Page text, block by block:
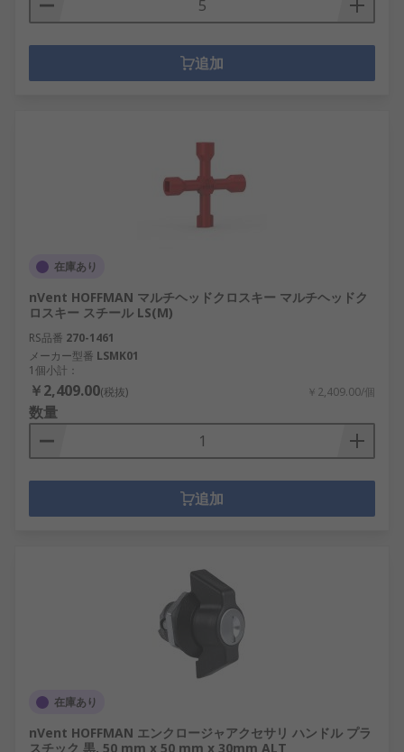
追加
在庫あり
nVent HOFFMAN マルチヘッドクロスキー マルチヘッドク
ロスキー スチール LS(M)
RS品番 270-1461
メーカー型番 LSMK01
1個小計：
￥2,409.00(税抜) ￥2,409.00/個
数量
追加
在庫あり
nVent HOFFMAN エンクロージャアクセサリ ハンドル プラ
スチック 黒, 50 mm x 50 mm x 30mm ALT